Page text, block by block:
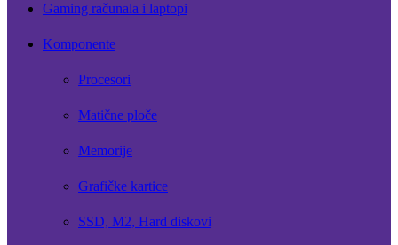
Gaming računala i laptopi
Komponente
Procesori
Matične ploče
Memorije
Grafičke kartice
SSD, M2, Hard diskovi